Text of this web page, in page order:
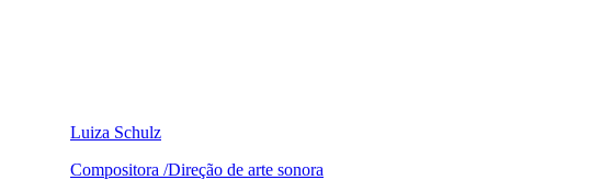
Luiza Schulz
Compositora /Direção de arte sonora